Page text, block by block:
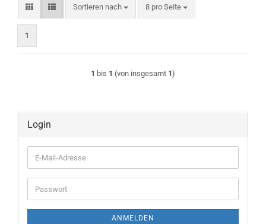
Sortieren nach
Sortieren nach 8 pro Seite
pro Seite
1
1 bis 1 (von insgesamt 1)
Login
E-
Mail-
Adresse
Passwort
ANMELDEN